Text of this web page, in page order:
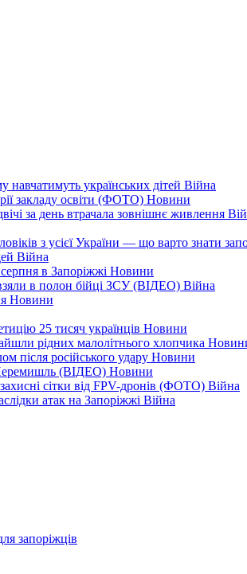
українських дітей Війна
закладу освіти (ФОТО) Новини
за день втрачала зовнішнє живлення
з усієї України — що варто знати
Війна
в Запоріжжі Новини
взяли в полон бійці ЗСУ (ВІДЕО) Війна
Новини
25 тисяч українців Новини
рідних малолітнього хлопчика
після російського удару Новини
(ВІДЕО) Новини
сітки від FPV-дронів (ФОТО) Війна
атак на Запоріжжі Війна
запоріжців